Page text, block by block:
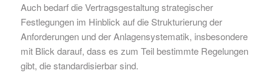
Auch bedarf die Vertragsgestaltung strategischer
Festlegungen im Hinblick auf die Strukturierung der
Anforderungen und der Anlagensystematik, insbesondere
mit Blick darauf, dass es zum Teil bestimmte Regelungen
gibt, die standardisierbar sind.